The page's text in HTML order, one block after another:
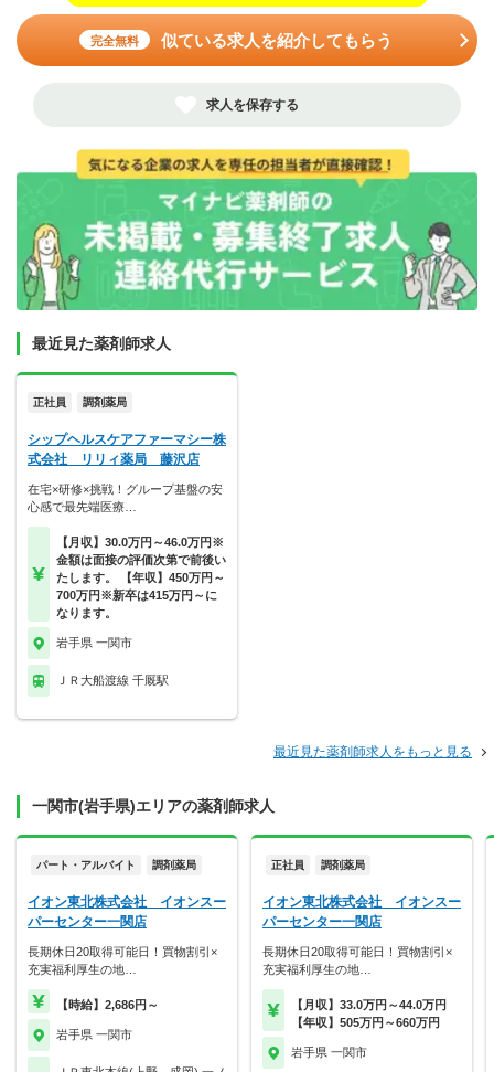
完全無料 似ている求人を紹介してもらう
求人を保存する
最近見た薬剤師求人
正社員 調剤薬局
シップヘルスケアファーマシー株
式会社 リリィ薬局 藤沢店
在宅×研修×挑戦！グループ基盤の安
心感で最先端医療…
【月収】30.0万円～46.0万円※
金額は面接の評価次第で前後い
たします。 【年収】450万円～
700万円※新卒は415万円～に
なります。
岩手県 一関市
ＪＲ大船渡線 千厩駅
最近見た薬剤師求人をもっと見る
一関市(岩手県)エリアの薬剤師求人
パート・アルバイト 調剤薬局
イオン東北株式会社 イオンスー
パーセンター一関店
長期休日20取得可能日！買物割引×
充実福利厚生の地…
【時給】2,686円～
岩手県 一関市
正社員 調剤薬局
イオン東北株式会社 イオンスー
パーセンター一関店
長期休日20取得可能日！買物割引×
充実福利厚生の地…
【月収】33.0万円～44.0万円
【年収】505万円～660万円
岩手県 一関市